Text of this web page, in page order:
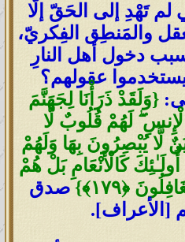
لم تَهْدِ إلى الحَقّ إلَّا
والمَنطِق الفِكريّ،
دخول أهل النارِ
يستخدموا عقولهم؟
{وَلَقَدْ ذَرَأْنَا لِجَهَنَّمَ
لَهُمْ قُلُوبٌ لَّا
لَّا يُبْصِرُونَ بِهَا وَلَهُمْ
كَالْأَنْعَامِ بَلْ هُمْ
﴿١٧٩﴾}
صدق
[الأعراف].